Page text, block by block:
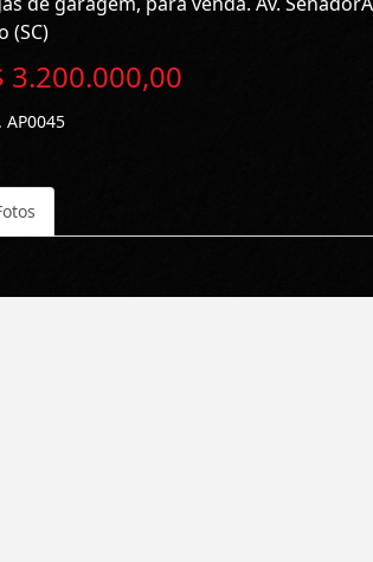
(SC)
3.200.000,00
AP0045